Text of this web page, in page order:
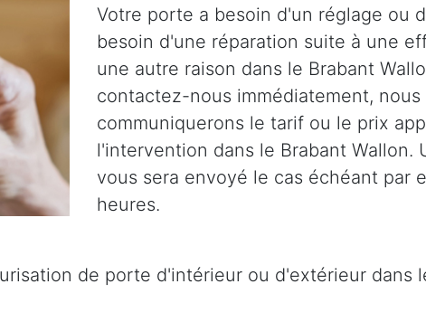
Votre porte a besoin d'un réglage ou
besoin d'une réparation suite à une
une autre raison dans le Brabant
contactez-nous immédiatement, nous
communiquerons le tarif ou le prix
l'intervention dans le Brabant Wallon.
vous sera envoyé le cas échéant par
heures.
de porte d'intérieur ou d'extérieur dans